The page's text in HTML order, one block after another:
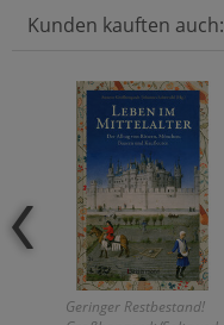
Kunden kauften auch:
Geringer Restbestand!